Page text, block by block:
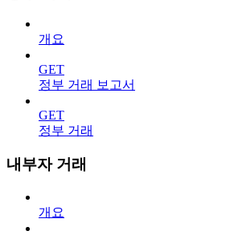
개요
GET
정부 거래 보고서
GET
정부 거래
내부자 거래
개요